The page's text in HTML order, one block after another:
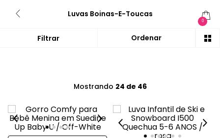
Luvas Boinas-E-Toucas
0
Mostrando 24 de 46